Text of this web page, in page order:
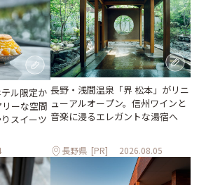
ル限定か
ーな空間
スイーツ
長野・浅間温泉「界 松本」がリニ
ューアルオープン。信州ワインと
音楽に浸るエレガントな湯宿へ
長野県 [PR] 2026.08.05